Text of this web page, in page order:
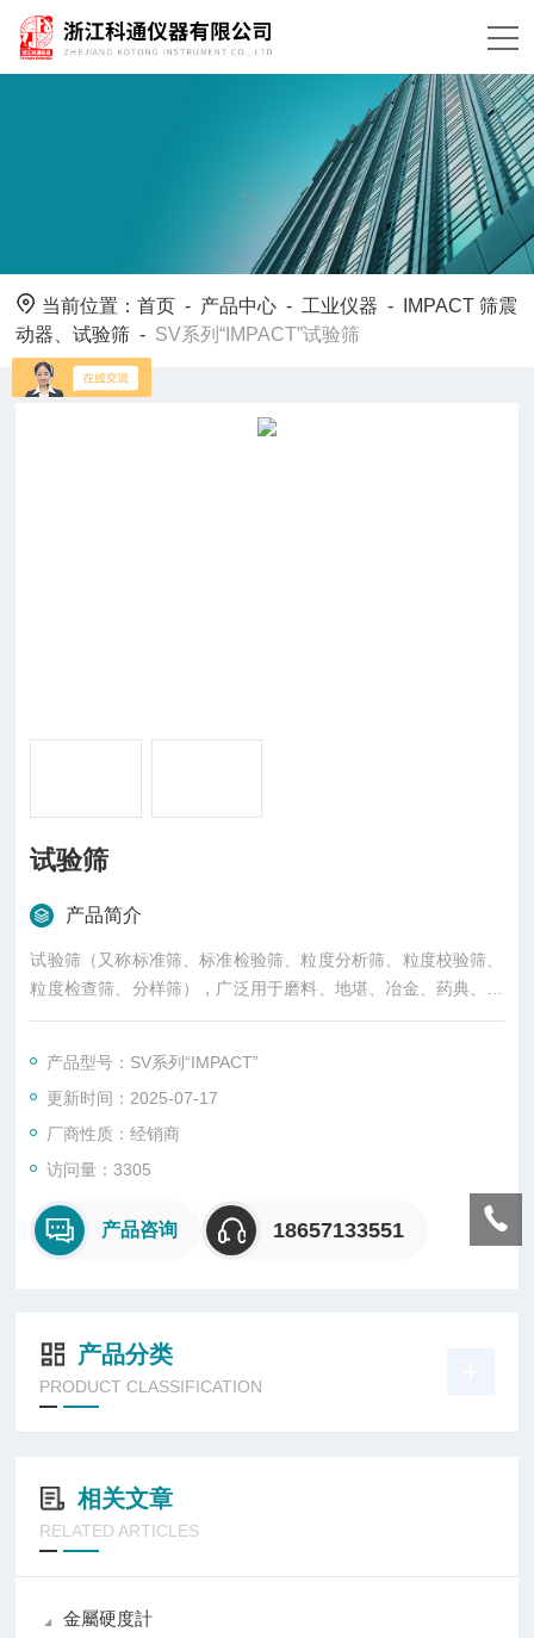
当前位置：首页 - 产品中心 - 工业仪器 -
IMPACT 筛震
动器、试验筛 - SV系列“IMPACT”试验筛
试验筛
产品简介
试验筛（又称标准筛、标准检验筛、粒度分析筛、粒度校验筛、
粒度检查筛、分样筛），广泛用于磨料、地堪、冶金、药典、化
工建材等行业颗粒物料的精确筛分和粒度检测。
产品型号：SV系列“IMPACT”
更新时间：2025-07-17
厂商性质：经销商
访问量：3305
产品咨询 18657133551
产品分类
PRODUCT CLASSIFICATION
相关文章
RELATED ARTICLES
金屬硬度計